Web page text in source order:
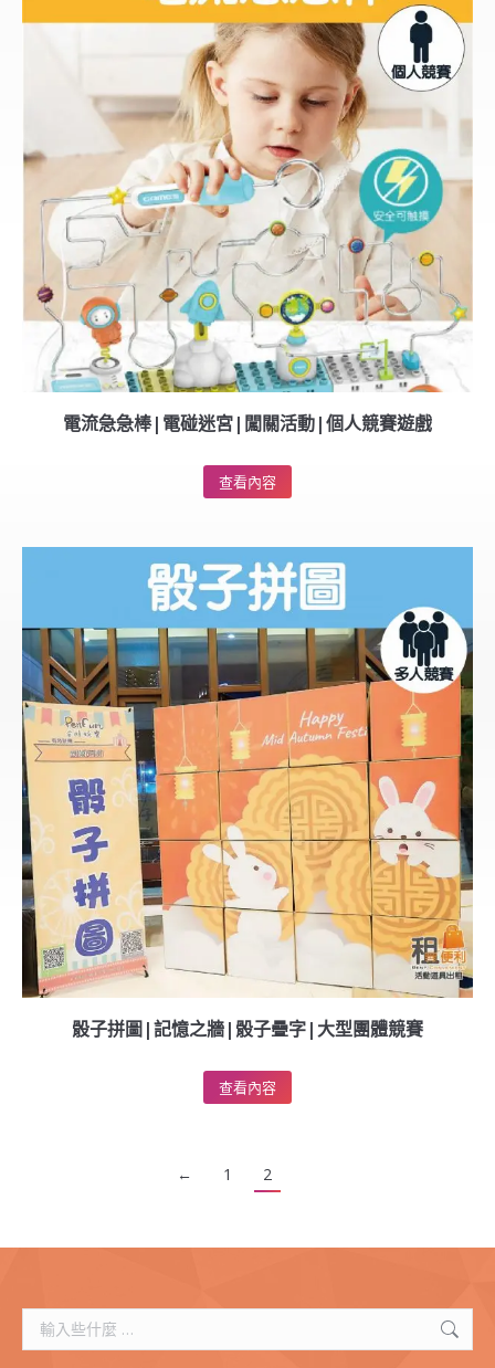
電流急急棒|電碰迷宮|闖關活動|個人競賽遊戲
查看內容
骰子拼圖|記憶之牆|骰子疊字|大型團體競賽
查看內容
← 1 2
索